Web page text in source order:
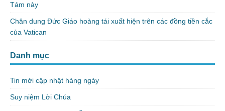
Tám này
Chân dung Đức Giáo hoàng tái xuất hiện trên các đồng tiền cắc
của Vatican
Danh mục
Tin mới cập nhật hàng ngày
Suy niệm Lời Chúa